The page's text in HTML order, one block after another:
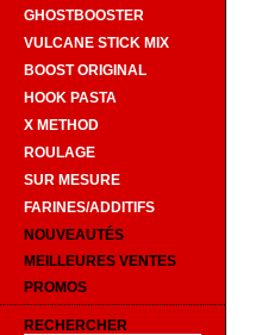
GHOSTBOOSTER
VULCANE STICK MIX
BOOST ORIGINAL
HOOK PASTA
X METHOD
ROULAGE
SUR MESURE
FARINES/ADDITIFS
NOUVEAUTÉS
MEILLEURES VENTES
PROMOS
RECHERCHER